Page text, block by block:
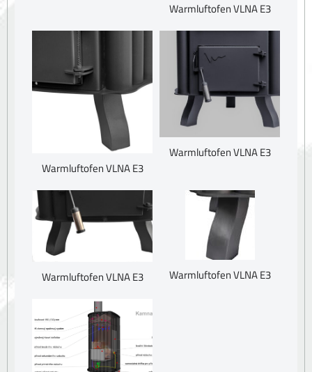
Warmluftofen VLNA E3
Warmluftofen VLNA E3
Warmluftofen VLNA E3
Warmluftofen VLNA E3 Warmluftofen VLNA E3